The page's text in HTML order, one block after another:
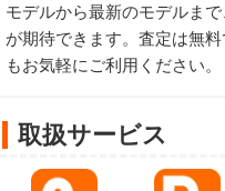
モデルから最新のモデルま
が期待できます。査定は無
もお気軽にご利用ください。
取扱サービス